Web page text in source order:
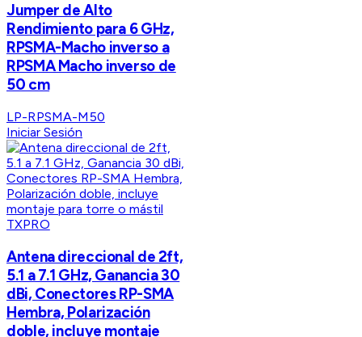
Jumper de Alto
Rendimiento para 6 GHz,
RPSMA-Macho inverso a
RPSMA Macho inverso de
50 cm
LP-RPSMA-M50
Iniciar Sesión
TXPRO
Antena direccional de 2ft,
5.1 a 7.1 GHz, Ganancia 30
dBi, Conectores RP-SMA
Hembra, Polarización
doble, incluye montaje